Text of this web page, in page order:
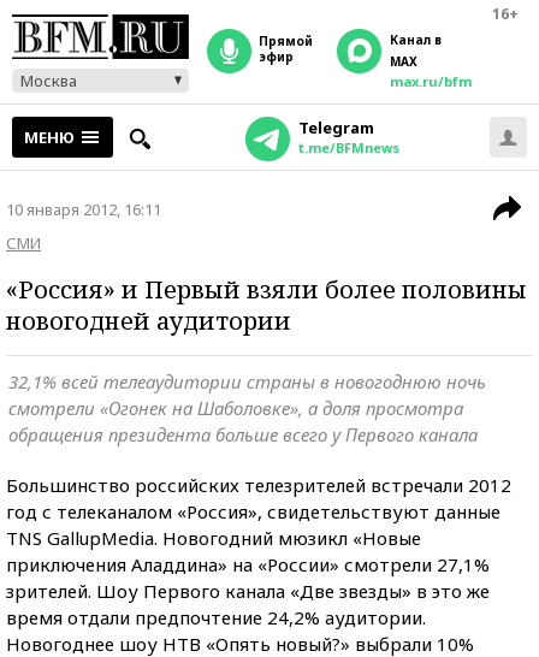
16+
Москва
прямой
эфир
Канал в
MAX
max.ru/bfm
МЕНЮ Telegram
t.me/BFMnews
10 января 2012, 16:11
СМИ
«Россия» и Первый взяли более половины
новогодней аудитории
32,1% всей телеаудитории страны в новогоднюю ночь
смотрели «Огонек на Шаболовке», а доля просмотра
обращения президента больше всего у Первого канала
Большинство российских телезрителей встречали 2012
год с телеканалом «Россия», свидетельствуют данные
TNS GallupMedia. Новогодний мюзикл «Новые
приключения Аладдина» на «России» смотрели 27,1%
зрителей. Шоу Первого канала «Две звезды» в это же
время отдали предпочтение 24,2% аудитории.
Новогоднее шоу НТВ «Опять новый?» выбрали 10%